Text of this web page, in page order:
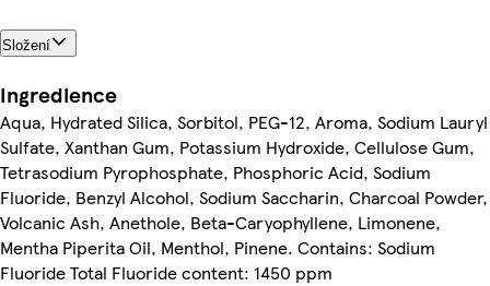
Složení
Ingredience
Aqua, Hydrated Silica, Sorbitol, PEG-12, Aroma, Sodium Lauryl
Sulfate, Xanthan Gum, Potassium Hydroxide, Cellulose Gum,
Tetrasodium Pyrophosphate, Phosphoric Acid, Sodium
Fluoride, Benzyl Alcohol, Sodium Saccharin, Charcoal Powder,
Volcanic Ash, Anethole, Beta-Caryophyllene, Limonene,
Mentha Piperita Oil, Menthol, Pinene. Contains: Sodium
Fluoride Total Fluoride content: 1450 ppm